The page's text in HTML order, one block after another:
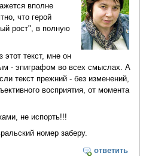
вполне
что герой
рост", в полную
этот текст, мне он
- эпиграфом во всех смыслах. А
текст прежний - без изменений,
восприятия, от момента
не испорть!!!
номер заберу.
ответить